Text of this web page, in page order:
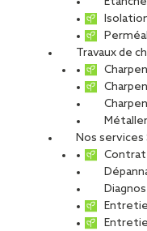
Travaux de
Nos services
Contrat